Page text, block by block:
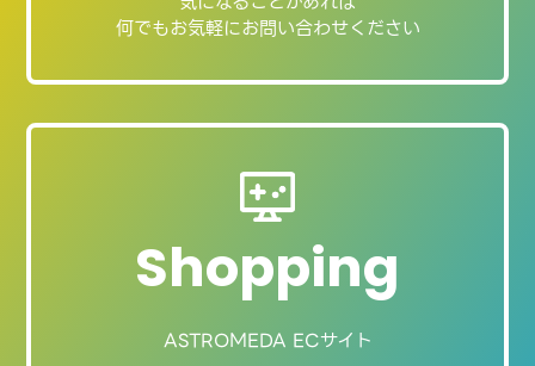
何でもお気軽にお問い合わせください
Shopping
ASTROMEDA ECサイト